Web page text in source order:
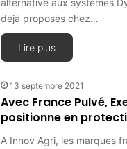
alternative aux systèmes
déjà proposés chez…
Lire plus
13 septembre 2021
Avec France Pulvé,
positionne en
A Innov Agri, les marques